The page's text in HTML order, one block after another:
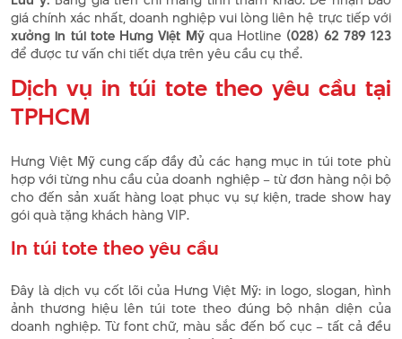
giá chính xác nhất, doanh nghiệp vui lòng liên hệ trực tiếp với
xưởng in túi tote Hưng Việt Mỹqua Hotline (028) 62 789 123
để được tư vấn chi tiết dựa trên yêu cầu cụ thể.
Dịch vụ in túi tote theo yêu cầu tại
TPHCM
Hưng Việt Mỹ cung cấp đầy đủ các hạng mục in túi tote phù
hợp với từng nhu cầu của doanh nghiệp – từ đơn hàng nội bộ
cho đến sản xuất hàng loạt phục vụ sự kiện, trade show hay
gói quà tặng khách hàng VIP.
In túi tote theo yêu cầu
Đây là dịch vụ cốt lõi của Hưng Việt Mỹ: in logo, slogan, hình
ảnh thương hiệu lên túi tote theo đúng bộ nhận diện của
doanh nghiệp. Từ font chữ, màu sắc đến bố cục – tất cả đều